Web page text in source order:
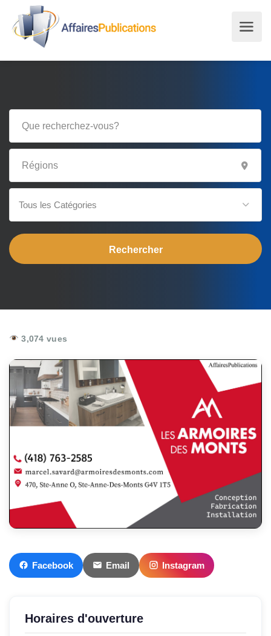
Tous les Catégories
3,074 vues
Facebook Email Instagram
Horaires d'ouverture